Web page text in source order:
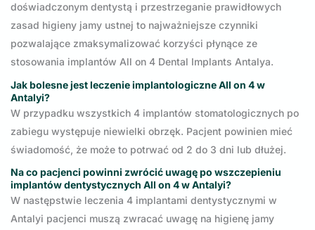
doświadczonym dentystą i przestrzeganie prawidłowych
zasad higieny jamy ustnej to najważniejsze czynniki
pozwalające zmaksymalizować korzyści płynące ze
stosowania implantów All on 4 Dental Implants Antalya.
Jak bolesne jestleczenieimplantologiczne All on 4 w
Antalyi?
W przypadku wszystkich 4 implantów stomatologicznych po
zabiegu występuje niewielki obrzęk. Pacjent powinien mieć
świadomość, że może to potrwać od 2 do 3 dni lub dłużej.
Na co pacjenci powinni zwrócić uwagę po wszczepieniu
implantów dentystycznych All on 4 w Antalyi?
W następstwie leczenia 4 implantami dentystycznymi w
Antalyi pacjenci muszą zwracać uwagę na higienę jamy